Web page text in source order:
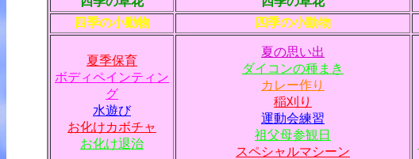
四季の小動物
四季の小動物
夏季保育
ボディペインティン
グ
水遊び
お化けカボチャ
お化け退治
夏の思い出
ダイコンの種まき
カレー作り
稲刈り
運動会練習
祖父母参観日
スペシャルマシーン